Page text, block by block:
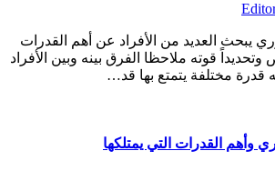
يبحث العديد من الأفراد عن أهم القدرات
قوته ملاحظا الفرق بينه وبين الأفراد
قدرة مختلفة يتمتع بها قد…
القدرات التي يمتلكها